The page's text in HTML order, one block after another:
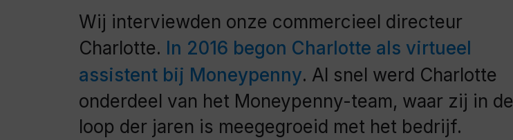
Wij interviewden onze commercieel directeur
Charlotte. In 2016 begon Charlotte als virtueel
assistent bij Moneypenny. Al snel werd Charlotte
onderdeel van het Moneypenny-team, waar zij in de
loop der jaren is meegegroeid met het bedrijf.